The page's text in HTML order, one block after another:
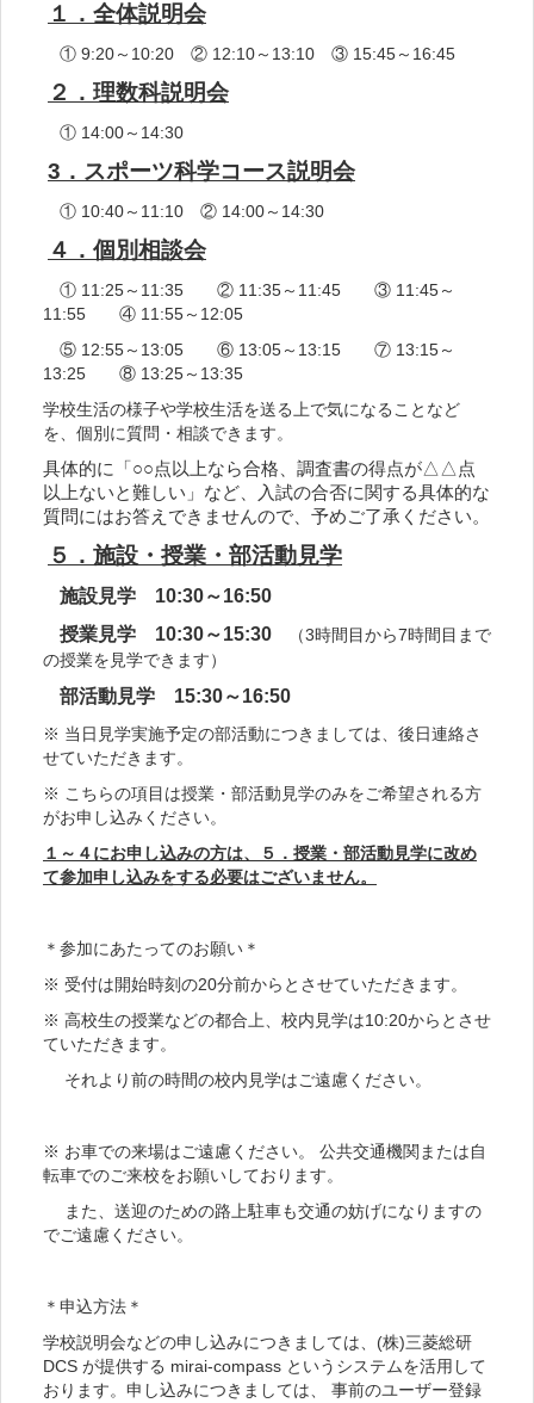
１．全体説明会
① 9:20～10:20 ② 12:10～13:10 ③ 15:45～16:45
２．理数科説明会
① 14:00～14:30
3．スポーツ科学コース説明会
① 10:40～11:10 ② 14:00～14:30
４．個別相談会
① 11:25～11:35 ② 11:35～11:45 ③ 11:45～
11:55 ④ 11:55～12:05
⑤ 12:55～13:05 ⑥ 13:05～13:15 ⑦ 13:15～
13:25 ⑧ 13:25～13:35
学校生活の様子や学校生活を送る上で気になることなど
を、個別に質問・相談できます。
具体的に「○○点以上なら合格、調査書の得点が△△点
以上ないと難しい」など、入試の合否に関する具体的な
質問にはお答えできませんので、予めご了承ください。
５．施設・授業・部活動見学
施設見学 10:30～16:50
授業見学 10:30～15:30 （3時間目から7時間目まで
の授業を見学できます）
部活動見学 15:30～16:50
※ 当日見学実施予定の部活動につきましては、後日連絡さ
せていただきます。
※ こちらの項目は授業・部活動見学のみをご希望される方
がお申し込みください。
１～４にお申し込みの方は、５．授業・部活動見学に改め
て参加申し込みをする必要はございません。
＊参加にあたってのお願い＊
※ 受付は開始時刻の20分前からとさせていただきます。
※ 高校生の授業などの都合上、校内見学は10:20からとさせ
ていただきます。
それより前の時間の校内見学はご遠慮ください。
※ お車での来場はご遠慮ください。 公共交通機関または自
転車でのご来校をお願いしております。
また、送迎のための路上駐車も交通の妨げになりますの
でご遠慮ください。
＊申込方法＊
学校説明会などの申し込みにつきましては、(株)三菱総研
DCS が提供する mirai-compass というシステムを活用して
おります。申し込みにつきましては、 事前のユーザー登録